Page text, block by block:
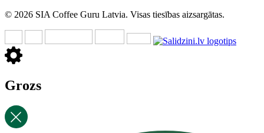
© 2026 SIA Coffee Guru Latvia. Visas tiesības aizsargātas.
Grozs